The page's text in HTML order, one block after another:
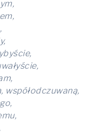
współodczuwaną,